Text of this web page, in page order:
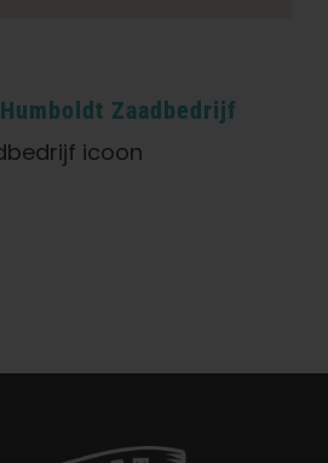
Humboldt Zaadbedrijf